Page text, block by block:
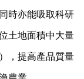
時亦能吸取科研
土地面積中大量
，提高產品質量